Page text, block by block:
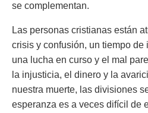
se complementan.
Las personas cristianas están
crisis y confusión, un tiempo
una lucha en curso y el mal
la injusticia, el dinero y la
nuestra muerte, las divisiones
esperanza es a veces difícil de